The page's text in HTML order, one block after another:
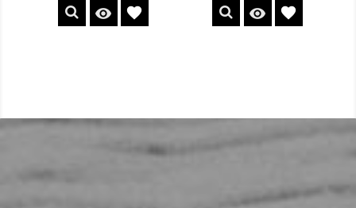
 favorite  favorite